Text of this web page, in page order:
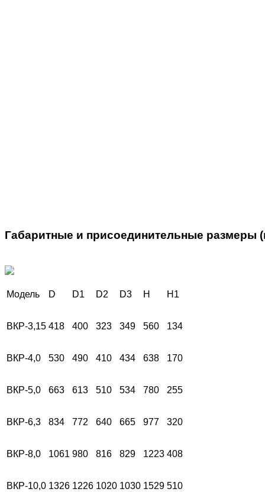
Габаритные и присоединительные размеры
Модель D D1 D2 D3 H H1
ВКР-3,15 418 400 323 349 560 134
ВКР-4,0 530 490 410 434 638 170
ВКР-5,0 663 613 510 534 780 255
ВКР-6,3 834 772 640 665 977 320
ВКР-8,0 1061 980 816 829 1223 408
ВКР-10,0 1326 1226 1020 1030 1529 510